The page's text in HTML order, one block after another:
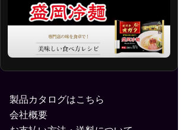
製品カタログはこちら
会社概要